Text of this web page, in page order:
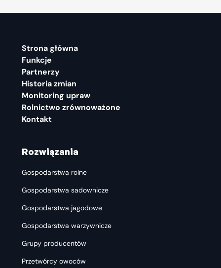
Strona główna
Funkcje
Partnerzy
Historia zmian
Monitoring upraw
Rolnictwo zrównoważone
Kontakt
Rozwiązania
Gospodarstwa rolne
Gospodarstwa sadownicze
Gospodarstwa jagodowe
Gospodarstwa warzywnicze
Grupy producentów
Przetwórcy owoców